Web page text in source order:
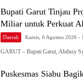
Bupati Garut Tinjau
Miliar untuk Perkuat
Daerah Kamis, 6 Agustus 2026 -
GARUT – Bupati Garut, Abdusy
Puskesmas Siabu